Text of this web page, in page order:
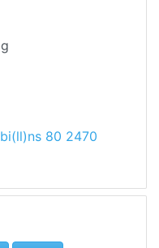
80 2470